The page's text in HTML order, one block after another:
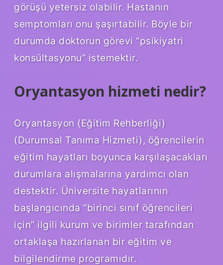
görüşü yetersiz olabilir. Hastanın
semptomları onu şaşırtabilir. Böyle bir
durumda doktorun görevi “psikiyatri
konsültasyonu” istemektir.
Oryantasyon hizmeti nedir?
Oryantasyon (Eğitim Rehberliği)
(Durumsal Tanıma Hizmeti), öğrencilerin
eğitim hayatları boyunca karşılaşacakları
durumlara alışmalarına yardımcı olan
destektir. Üniversite hayatlarının
başlangıcında “birinci sınıf öğrencileri
için” ilgili kurum ve birimler tarafından
ortaklaşa hazırlanan bir eğitim ve
bilgilendirme programıdır.